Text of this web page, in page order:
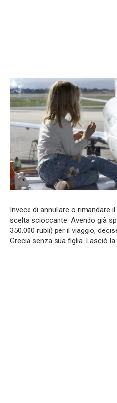
Invece di annullare o rimandare
scelta scioccante. Avendo già
350.000 rubli) per il viaggio,
Grecia senza sua figlia. Lasciò la